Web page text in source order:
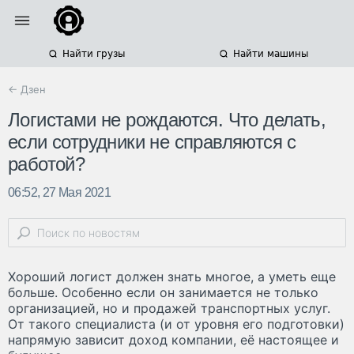
Найти грузы Найти машины
← Дзен
Логистами не рождаются. Что делать,
если сотрудники не справляются с
работой?
06:52, 27 Мая 2021
Хороший логист должен знать многое, а уметь еще
больше. Особенно если он занимается не только
организацией, но и продажей транспортных услуг.
От такого специалиста (и от уровня его подготовки)
напрямую зависит доход компании, её настоящее и